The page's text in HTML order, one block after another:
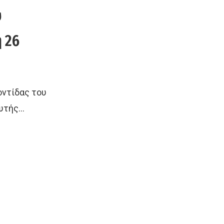
26
του